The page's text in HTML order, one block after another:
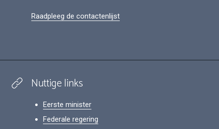
Raadpleeg de contactenlijst
Nuttige links
Eerste minister
Federale regering